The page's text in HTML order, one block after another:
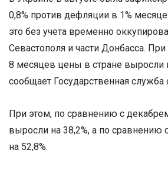
0,8% против дефляции в 1%
это без учета временно
Севастополя и части Донбасса.
8 месяцев цены в стране выросли
сообщает Государственная служба
При этом, по сравнению с
выросли на 38,2%, а по сравнению
на 52,8%.